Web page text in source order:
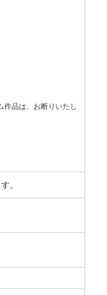
作品は、お断りいたし
。